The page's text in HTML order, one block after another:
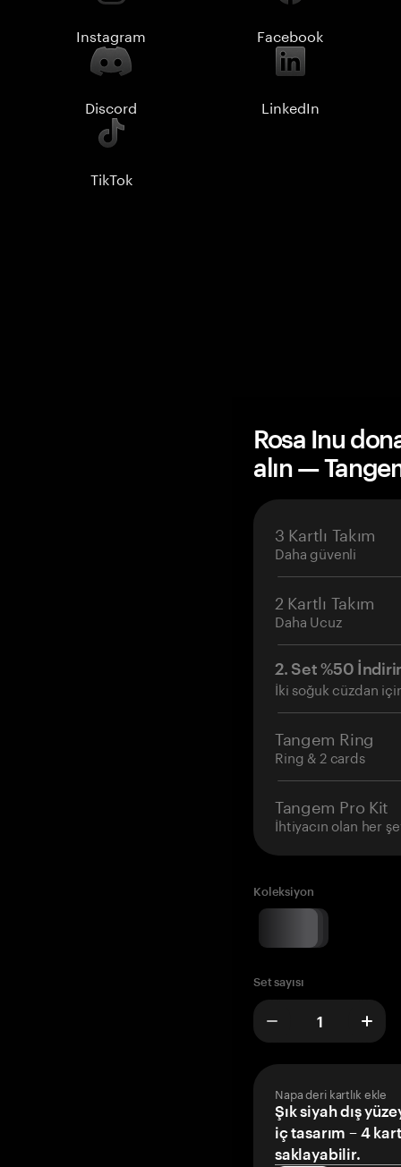
Instagram Facebook
Discord LinkedIn
TikTok
Rosa Inu
alın —
3 Kartlı Takım
Daha güvenli
2 Kartlı Takım
Daha Ucuz
2. Set %50
İki soğuk cüzdan
Tangem Ring
Ring & 2 cards
Tangem Pro Kit
İhtiyacın olan her
Koleksiyon
Set sayısı
Napa deri kartlık ekle
Şık siyah dış
iç tasarım – 4
saklayabilir.